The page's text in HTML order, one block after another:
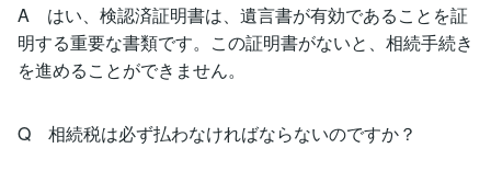
A はい、検認済証明書は、遺言書が有効であることを証
明する重要な書類です。この証明書がないと、相続手続き
を進めることができません。
Q 相続税は必ず払わなければならないのですか？